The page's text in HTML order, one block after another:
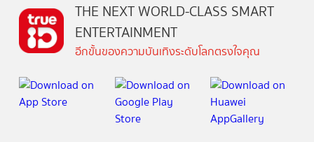
THE NEXT WORLD-CLASS SMART
ENTERTAINMENT
อีกขั้นของความบันเทิงระดับโลกตรงใจคุณ